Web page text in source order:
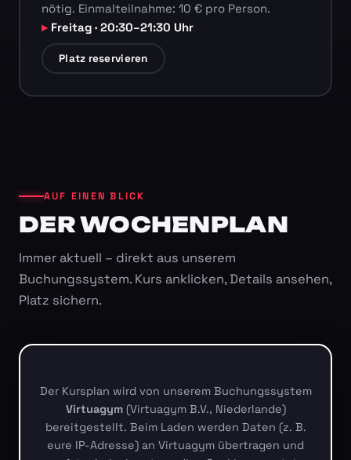
nötig. Einmalteilnahme: 10 € pro Person.
Freitag · 20:30–21:30 Uhr
Platz reservieren
AUF EINEN BLICK
DER WOCHENPLAN
Immer aktuell – direkt aus unserem
Buchungssystem. Kurs anklicken, Details ansehen,
Platz sichern.
Der Kursplan wird von unserem Buchungssystem
Virtuagym(Virtuagym B.V., Niederlande)
bereitgestellt. Beim Laden werden Daten (z. B.
eure IP-Adresse) an Virtuagym übertragen und